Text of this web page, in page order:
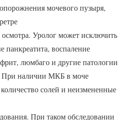
мочевого пузыря,
Уролог может исключить
панкреатита, воспаление
люмбаго и другие патологии
При наличии МКБ в моче
солей и неизмененные
При таком обследовании